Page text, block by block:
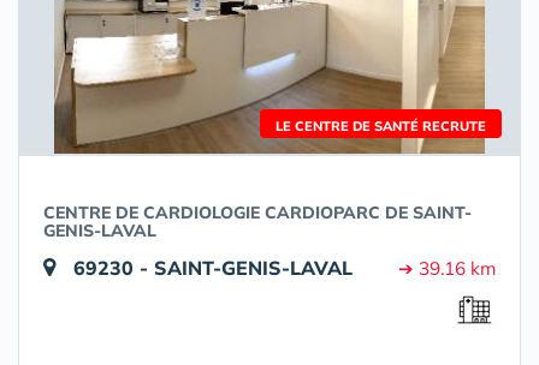
LE CENTRE DE SANTÉ RECRUTE
CENTRE DE CARDIOLOGIE CARDIOPARC DE SAINT-
GENIS-LAVAL
69230 - SAINT-GENIS-LAVAL ➔ 39.16 km